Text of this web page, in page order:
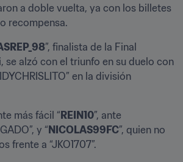
a doble vuelta, ya con los billetes
recompensa.
”, finalista de la Final
se alzó con el triunfo en su duelo con
en la división
más fácil “ REIN10”, ante
y “ NICOLAS99FC”, quien no
frente a “JKO1707”.